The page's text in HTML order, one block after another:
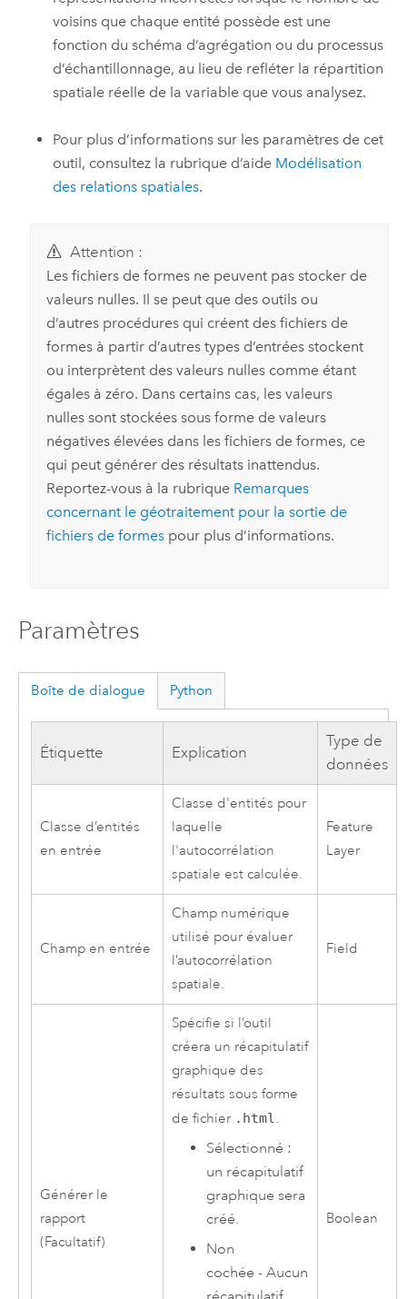
voisins que chaque entité possède est une
fonction du schéma d’agrégation ou du processus
d’échantillonnage, au lieu de refléter la répartition
spatiale réelle de la variable que vous analysez.
Pour plus d’informations sur les paramètres de cet
outil, consultez la rubrique d’aide Modélisation
des relations spatiales.
Attention :
Les fichiers de formes ne peuvent pas stocker de
valeurs nulles. Il se peut que des outils ou
d’autres procédures qui créent des fichiers de
formes à partir d’autres types d’entrées stockent
ou interprètent des valeurs nulles comme étant
égales à zéro. Dans certains cas, les valeurs
nulles sont stockées sous forme de valeurs
négatives élevées dans les fichiers de formes, ce
qui peut générer des résultats inattendus.
Reportez-vous à la rubrique Remarques
concernant le géotraitement pour la sortie de
fichiers de formes pour plus d’informations.
Paramètres
Boîte de dialogue Python
Étiquette Explication
Type de
données
Classe d’entités
en entrée
Classe d'entités pour
laquelle
l'autocorrélation
spatiale est calculée.
Feature
Layer
Champ en entrée
Champ numérique
utilisé pour évaluer
l’autocorrélation
spatiale.
Field
Générer le
rapport
(Facultatif)
Spécifie si l’outil
créera un récapitulatif
graphique des
résultats sous forme
de fichier .html.
Sélectionné :
un récapitulatif
graphique sera
créé.
Non
cochée - Aucun
Boolean